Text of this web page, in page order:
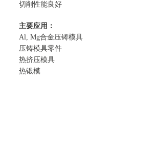
切削性能良好
主要应用：
Al, Mg合金压铸模具
压铸模具零件
热挤压模具
热锻模